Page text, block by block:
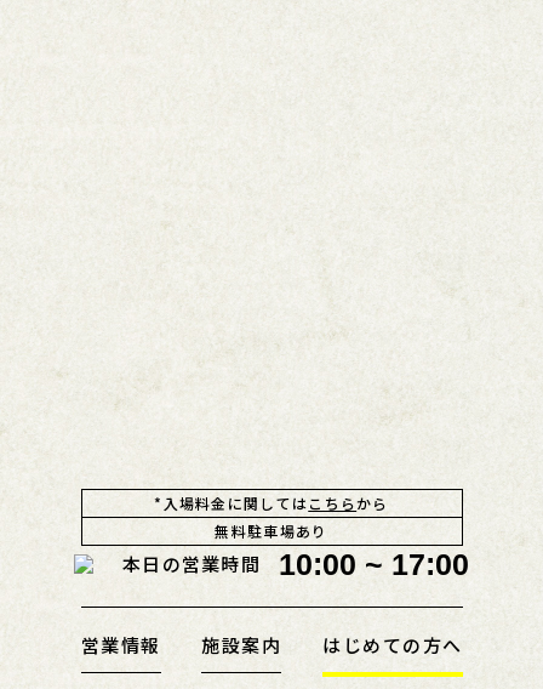
*入場料金に関してはこちらから
無料駐車場あり
本日の営業時間 10:00 ~ 17:00
営業情報 施設案内 はじめての方へ